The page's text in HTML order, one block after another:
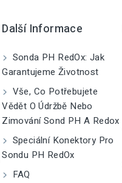
Další Informace
Sonda PH RedOx: Jak
Garantujeme Životnost
Vše, Co Potřebujete
Vědět O Údržbě Nebo
Zimování Sond PH A Redox
Speciální Konektory Pro
Sondu PH RedOx
FAQ